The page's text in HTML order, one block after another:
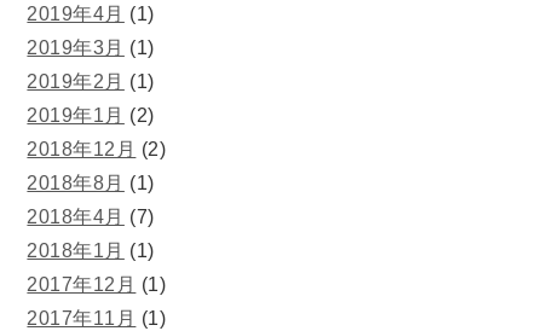
2019年4月 (1)
2019年3月 (1)
2019年2月 (1)
2019年1月 (2)
2018年12月 (2)
2018年8月 (1)
2018年4月 (7)
2018年1月 (1)
2017年12月 (1)
2017年11月 (1)